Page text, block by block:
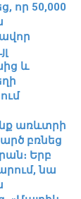
որ 50,000
և
առևտրի
բռնեց
Երբ
նա